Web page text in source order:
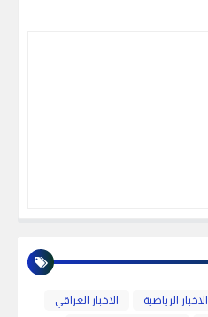
الاخبار الرياضية
الاخبار العراقي